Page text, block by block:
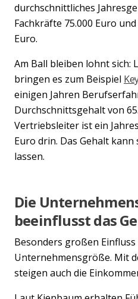
Previous
durchschnittliches
Fachkräfte 75.000 Euro
Euro.
Am Ball bleiben lohnt sich:
bringen es zum Beispiel
einigen Jahren
Durchschnittsgehalt von
Vertriebsleiter ist ein
Euro drin. Das Gehalt
lassen.
Die
beeinflusst das
Besonders großen
Unternehmensgröße. Mit
steigen auch die